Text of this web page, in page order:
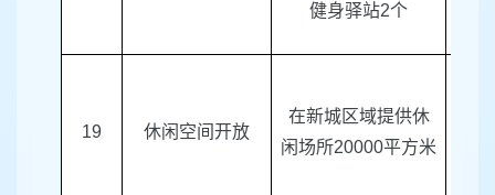
健身驿站2个
19 休闲空间开放
在新城区域提供休
闲场所20000平方米